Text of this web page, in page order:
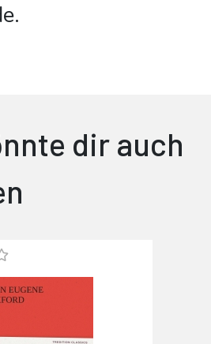
dir auch